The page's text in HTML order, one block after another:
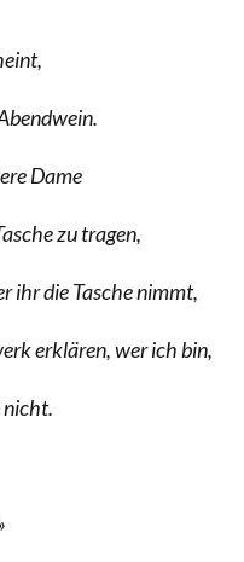
Dame
zu tragen,
ihr die Tasche nimmt,
erklären, wer ich bin,
nicht.